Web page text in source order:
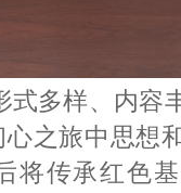
式多样、内容
之旅中思想
将传承红色